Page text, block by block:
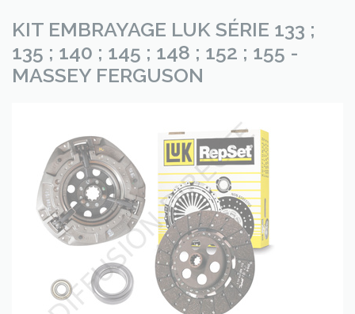
KIT EMBRAYAGE LUK SÉRIE 133 ;
135 ; 140 ; 145 ; 148 ; 152 ; 155 -
MASSEY FERGUSON